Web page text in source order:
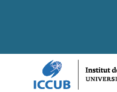
Logos footer